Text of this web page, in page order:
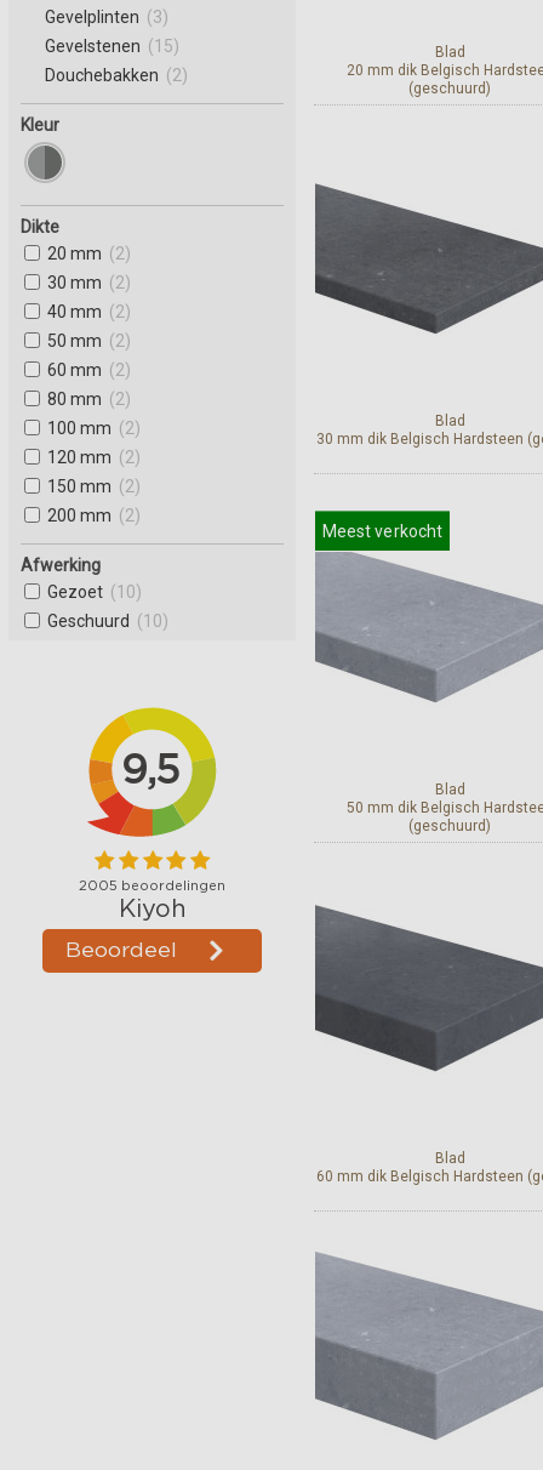
Blad
20 mm dik Belgisch
(geschuurd)
Blad
30 mm dik Belgisch Hardsteen
Bekijk en bestel
Meest verkocht
Blad
50 mm dik Belgisch
(geschuurd)
Blad
60 mm dik Belgisch Hardsteen
Bekijk en bestel
Gevelplinten (3)
Gevelstenen (15)
Douchebakken (2)
Kleur
Dikte
20 mm (2)
30 mm (2)
40 mm (2)
50 mm (2)
60 mm (2)
80 mm (2)
100 mm (2)
120 mm (2)
150 mm (2)
200 mm (2)
Afwerking
Gezoet (10)
Geschuurd (10)